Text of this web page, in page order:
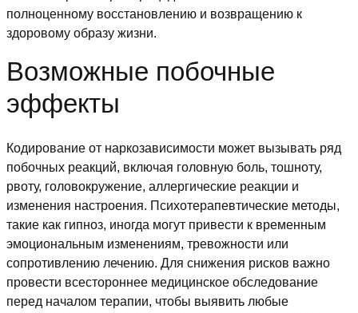
полноценному восстановлению и возвращению к
здоровому образу жизни.
Возможные побочные
эффекты
Кодирование от наркозависимости может вызывать ряд
побочных реакций, включая головную боль, тошноту,
рвоту, головокружение, аллергические реакции и
изменения настроения. Психотерапевтические методы,
такие как гипноз, иногда могут привести к временным
эмоциональным изменениям, тревожности или
сопротивлению лечению. Для снижения рисков важно
провести всестороннее медицинское обследование
перед началом терапии, чтобы выявить любые